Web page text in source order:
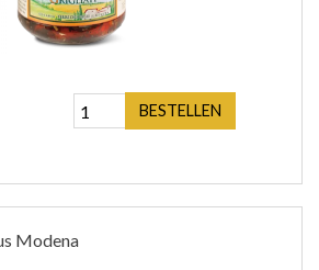
BESTELLEN
Modena